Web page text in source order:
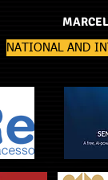
NATIONAL AND